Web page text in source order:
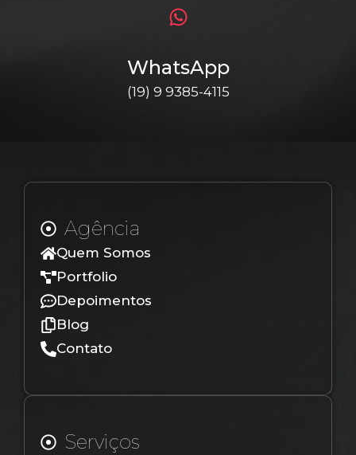
WhatsApp
(19) 9 9385-4115
Agência
Quem Somos
Portfolio
Depoimentos
Blog
Contato
Serviços